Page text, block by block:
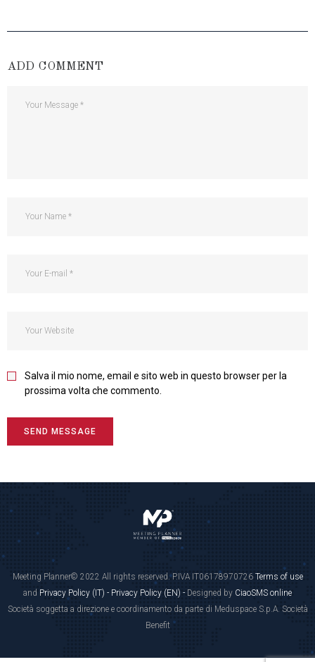
ADD COMMENT
Salva il mio nome, email e sito web in questo browser per la
prossima volta che commento.
Meeting Planner© 2022 All rights reserved. P.IVA IT06178970726 Terms of use
and Privacy Policy (IT) - Privacy Policy (EN) - Designed by CiaoSMS online
Società soggetta a direzione e coordinamento da parte di Meduspace S.p.A. Società
Benefit